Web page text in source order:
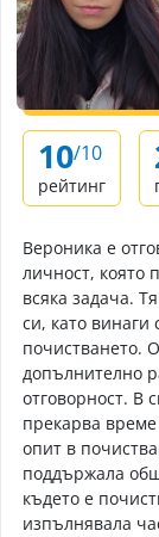
10/10
рейтинг
Вероника е
личност, която
всяка задача.
си, като винаги
почистването.
допълнително
отговорност. В
прекарва
опит в
поддържала
където е
изпълнявала